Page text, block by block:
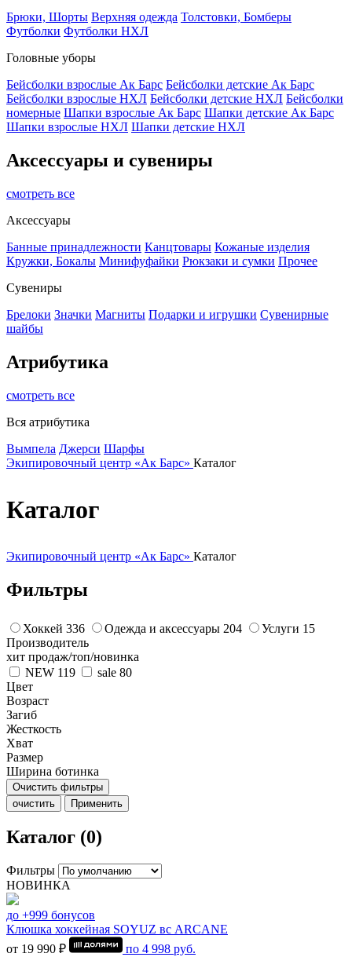
Брюки, Шорты Верхняя одежда Толстовки, Бомберы
Футболки Футболки НХЛ
Головные уборы
Бейсболки взрослые Ак Барс Бейсболки детские Ак Барс
Бейсболки взрослые НХЛ Бейсболки детские НХЛ Бейсболки
номерные Шапки взрослые Ак Барс Шапки детские Ак Барс
Шапки взрослые НХЛ Шапки детские НХЛ
Аксессуары и сувениры
смотреть все
Аксессуары
Банные принадлежности Канцтовары Кожаные изделия
Кружки, Бокалы Минифуфайки Рюкзаки и сумки Прочее
Сувениры
Брелоки Значки Магниты Подарки и игрушки Сувенирные
шайбы
Атрибутика
смотреть все
Вся атрибутика
Вымпела Джерси Шарфы
Экипировочный центр «Ак Барс» Каталог
Каталог
Экипировочный центр «Ак Барс» Каталог
Фильтры
Хоккей 336 Одежда и аксессуары 204 Услуги 15
Производитель
хит продаж/топ/новинка
NEW 119 sale 80
Цвет
Возраст
Загиб
Жесткость
Хват
Размер
Ширина ботинка
Очистить фильтры
очистить
Применить
Каталог (0)
Фильтры
НОВИНКА
до +999 бонусов
Клюшка хоккейная SOYUZ вс ARCANE
от 19 990 ₽
по 4 998 руб.